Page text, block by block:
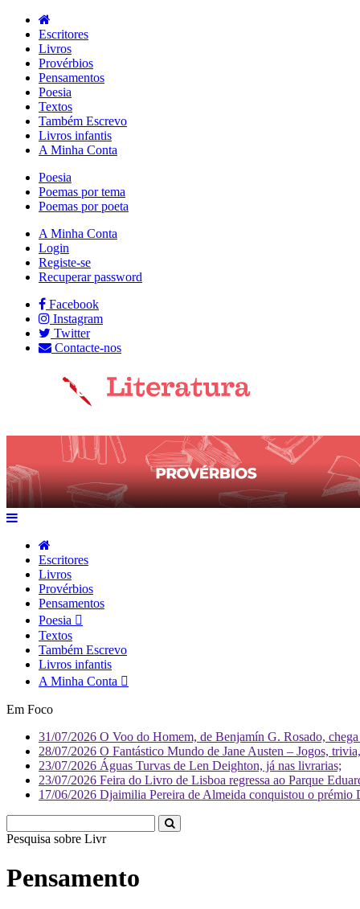
Escritores
Livros
Provérbios
Pensamentos
Poesia
Textos
Também Escrevo
Livros infantis
A Minha Conta
Poesia
Poemas por tema
Poemas por poeta
A Minha Conta
Login
Registe-se
Recuperar password
Facebook
Instagram
Twitter
Contacte-nos
Escritores
Livros
Provérbios
Pensamentos
Poesia
Textos
Também Escrevo
Livros infantis
A Minha Conta
Em Foco
31/07/2026 O Voo do Homem, de Benjamín G. Rosado,
28/07/2026 O Fantástico Mundo de Jane Austen – Jogos,
23/07/2026 Águas Turvas de Len Deighton, já nas livrarias;
23/07/2026 Feira do Livro de Lisboa regressa ao Parque
17/06/2026 Djaimilia Pereira de Almeida conquistou o
Pesquisa sobre Literatura
Pensamento